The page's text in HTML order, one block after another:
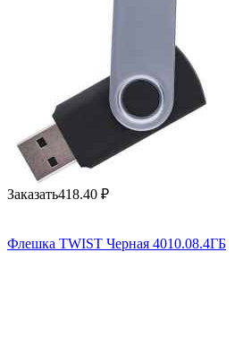
Заказать418.40 ₽
Флешка TWIST Черная 4010.08.4ГБ